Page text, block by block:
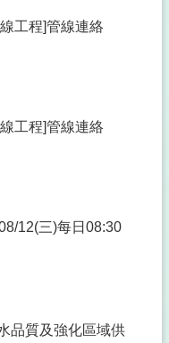
工程]管線連絡
工程]管線連絡
12(三)每日08:30
品質及強化區域供